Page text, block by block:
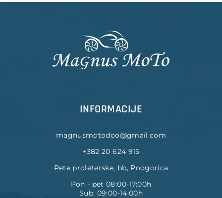
INFORMACIJE
magnusmotodoo@gmail.com
+382 20 624 915
Pete proleterske, bb, Podgorica
Pon - pet 08:00-17:00h
Sub: 09:00-14:00h